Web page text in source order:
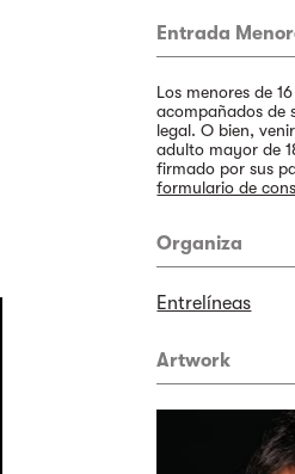
Entrada
Los menores de
acompañados de
legal. O bien,
adulto mayor de
firmado por sus
formulario de
Organiza
Entrelíneas
Artwork